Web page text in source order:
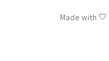
Made with